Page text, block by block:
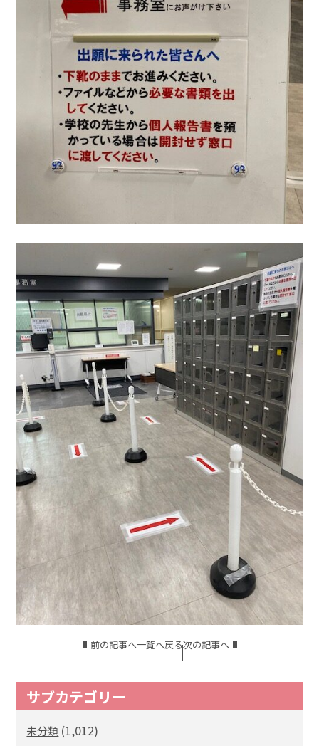
前の記事へ一覧へ戻る次の記事へ
サブカテゴリー
未分類 (1,012)